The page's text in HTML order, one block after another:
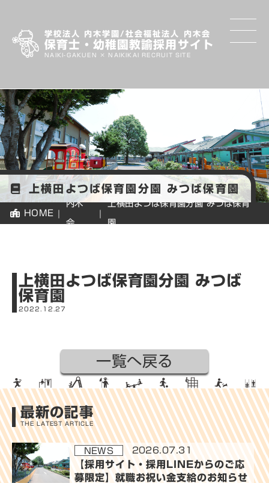
学校法人 内木学園/社会福祉法人 内木会
保育士・幼稚園教諭採用サイト
NAIKI-GAKUEN × NAIKIKAI RECRUIT SITE
上横田よつば保育園分園 みつば保育園
HOME
内木
会
上横田よつば保育園分園 みつば保育
園
上横田よつば保育園分園 みつば
保育園
2022.12.27
一覧へ戻る
最新の記事
THE LATEST ARTICLE
NEWS 2026.07.31
【採用サイト・採用LINEからのご応
募限定】就職お祝い金支給のお知らせ